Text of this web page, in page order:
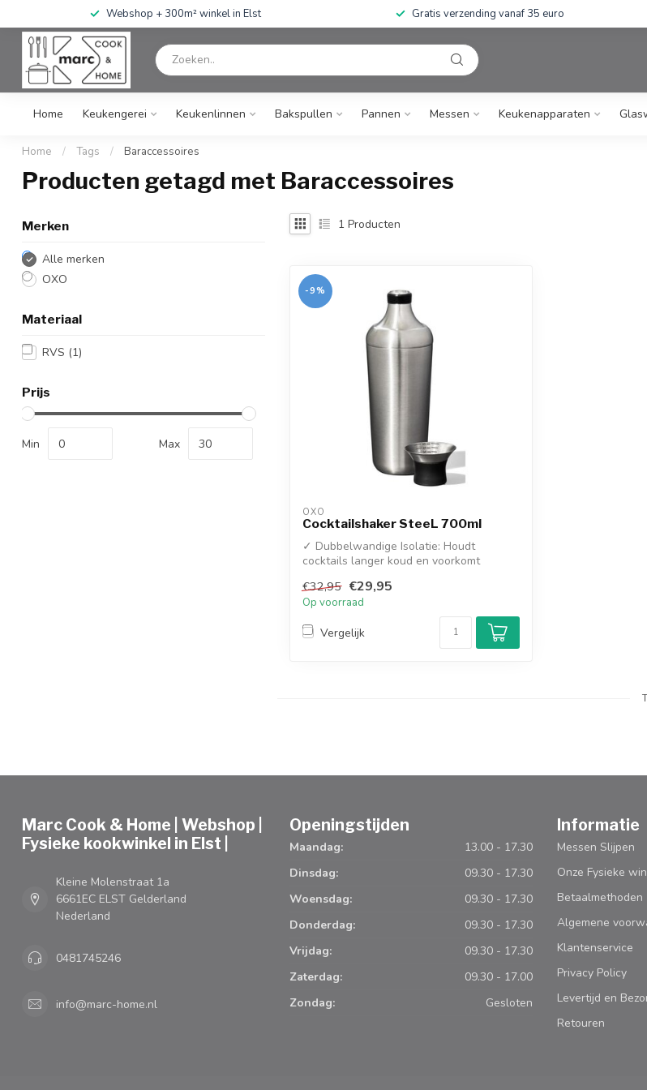
Webshop + 300m² winkel in Elst Gratis verzending vanaf 35 euro
Home Keukengerei Keukenlinnen Bakspullen Pannen Messen Keukenapparaten
Home / Tags / Baraccessoires
Producten getagd met Baraccessoires
Merken
Alle merken
OXO
Materiaal
RVS (1)
Prijs
Min Max
1 Producten
-9%
OXO
Cocktailshaker SteeL 700ml
✓ Dubbelwandige Isolatie: Houdt
cocktails langer koud en voorkomt
€32,95 €29,95
Op voorraad
Vergelijk
Marc Cook & Home | Webshop |
Fysieke kookwinkel in Elst |
Kleine Molenstraat 1a
6661EC ELST Gelderland
Nederland
0481745246
info@marc-home.nl
Openingstijden
Maandag:
13.00 - 17.30
Dinsdag:
09.30 - 17.30
Woensdag:
09.30 - 17.30
Donderdag:
09.30 - 17.30
Vrijdag:
09.30 - 17.30
Zaterdag:
09.30 - 17.00
Zondag:
Gesloten
Informatie
Messen Slijpen
Onze Fysieke
Betaalmethoden
Algemene
Klantenservice
Privacy Policy
Levertijd en
Retouren